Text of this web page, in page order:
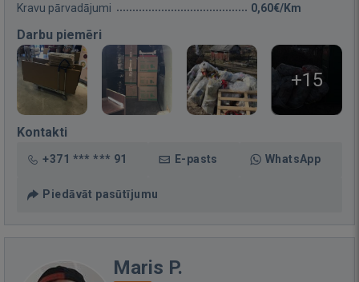
Kravu pārvadājumi 0,60€/Km
Darbu piemēri
+15
Kontakti
+371 *** *** 91 E-pasts WhatsApp
Piedāvāt pasūtījumu
Maris P.